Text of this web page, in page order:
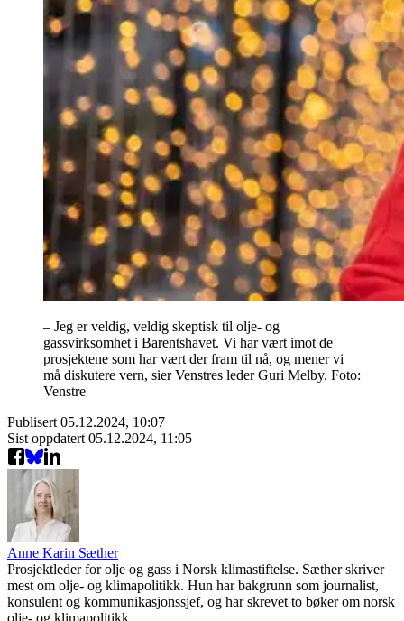
– Jeg er veldig, veldig skeptisk til olje- og
gassvirksomhet i Barentshavet. Vi har vært imot de
prosjektene som har vært der fram til nå, og mener vi
må diskutere vern, sier Venstres leder Guri Melby. Foto:
Venstre
Publisert 05.12.2024, 10:07
Sist oppdatert 05.12.2024, 11:05
Anne Karin Sæther
Prosjektleder for olje og gass i Norsk klimastiftelse. Sæther skriver
mest om olje- og klimapolitikk. Hun har bakgrunn som journalist,
konsulent og kommunikasjonssjef, og har skrevet to bøker om norsk
olje- og klimapolitikk.